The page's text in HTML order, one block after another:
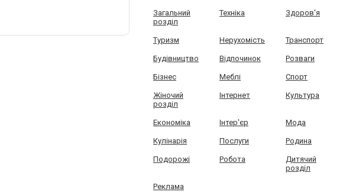
Загальний
розділ
Техніка Здоров'я
Туризм Нерухомість Транспорт
Будівництво Відпочинок Розваги
Бізнес Меблі Спорт
Жіночий
розділ
Інтернет Культура
Економіка Інтер'єр Мода
Кулінарія Послуги Родина
Подорожі Робота
Дитячий
розділ
Реклама